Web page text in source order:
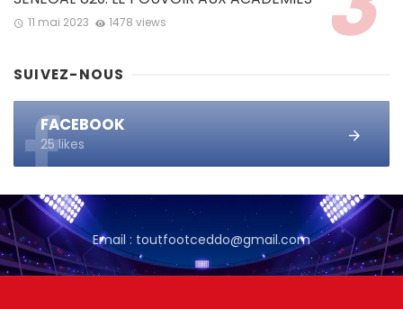
11 mai 2023 1478 views
SUIVEZ-NOUS
FACEBOOK
25 likes
Email : toutfootceddo@gmail.com